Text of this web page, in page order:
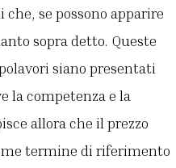
se possono apparire
sopra detto. Queste
siano presentati
la competenza e la
allora che il prezzo
termine di riferimento